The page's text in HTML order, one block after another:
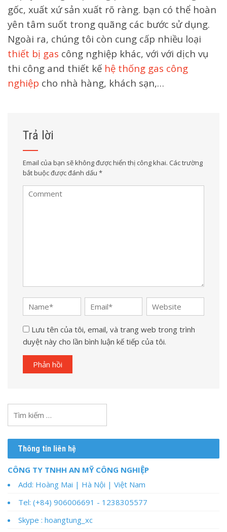
gốc, xuất xứ sản xuất rõ ràng. bạn có thể hoàn
yên tâm suốt trong quãng các bước sử dụng.
Ngoài ra, chúng tôi còn cung cấp nhiều loại
thiết bị gas công nghiệp khác, với với dịch vụ
thi công and thiết kế hệ thống gas công
nghiệp cho nhà hàng, khách sạn,…
Trả lời
Email của bạn sẽ không được hiển thị công khai. Các trường
bắt buộc được đánh dấu *
Lưu tên của tôi, email, và trang web trong trình
duyệt này cho lần bình luận kế tiếp của tôi.
Tìm
Thông tin liên hệ
CÔNG TY TNHH AN MỸ CÔNG NGHIỆP
Add: Hoàng Mai | Hà Nội | Việt Nam
Tel: (+84) 906006691 - 1238305577
Skype : hoangtung_xc